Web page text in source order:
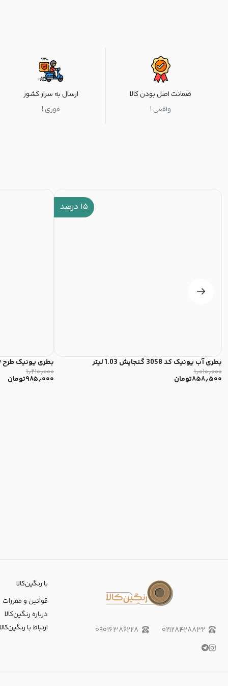
ضمانت اصل بودن کالا
واقعی !
ارسال به سرار کشور
فوری !
۱۵ درصد
بطری آب یونیک کد 3058 گنجایش 1.03 لیتر
۱٫۰۱۰٫۰۰۰
۸۵۸٫۵۰۰تومان
بطری یونیک طرح make today گنجایش 1 لیتر کد 3052
۱٫۲۱۰٫۰۰۰
۹۸۵٫۰۰۰تومان
۰۲۱۲۸۴۲۸۸۳۲ ۰۹۰۱۶۳۸۶۲۲۸
با رنگین‌کالا
قوانین و مقررات
درباره رنگین‌کالا
ارتباط با رنگین‌کالا